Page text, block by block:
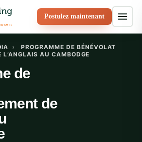
Postulez maintenant
›
PROGRAMME DE BÉNÉVOLAT
L’ANGLAIS AU CAMBODGE
de
de